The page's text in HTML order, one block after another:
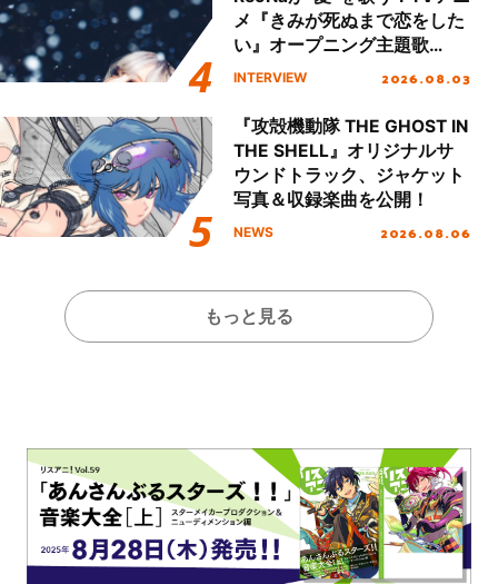
メ『きみが死ぬまで恋をした
い』オープニング主題歌
「Amore」インタビュー
INTERVIEW 2026.08.03
『攻殻機動隊 THE GHOST IN
THE SHELL』オリジナルサ
ウンドトラック、ジャケット
写真＆収録楽曲を公開！
NEWS 2026.08.06
もっと見る